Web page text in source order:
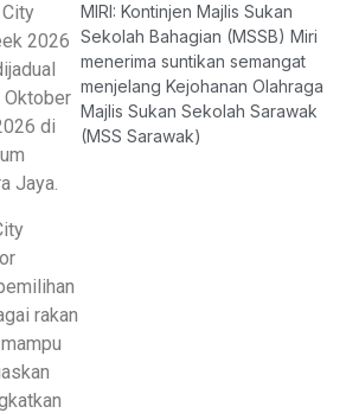
2026
Oktober
di
Jaya.
rakan
MIRI: Kontinjen Majlis Sukan
Sekolah Bahagian (MSSB) Miri
menerima suntikan semangat
menjelang Kejohanan Olahraga
Majlis Sukan Sekolah Sarawak
(MSS Sarawak)